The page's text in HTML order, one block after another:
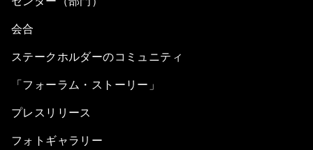
会合
ステークホルダーのコミュニティ
「フォーラム・ストーリー」
プレスリリース
フォトギャラリー